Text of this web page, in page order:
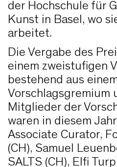
der Hochschule für
Kunst in Basel, wo
arbeitet.
Die Vergabe des
einem zweistufigen
bestehend aus
Vorschlagsgremium
Mitglieder der
waren in diesem
Associate Curator,
(CH), Samuel
SALTS (CH), Elfi